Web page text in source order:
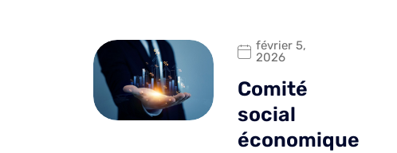
février 5,
2026
Comité
social
économique